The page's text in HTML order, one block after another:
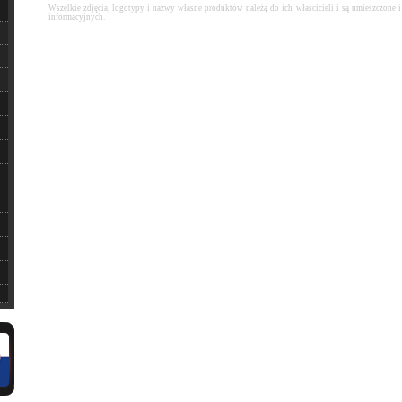
Wszelkie zdjęcia, logotypy i nazwy własne produktów należą do ich właścicieli i są
informacyjnych.